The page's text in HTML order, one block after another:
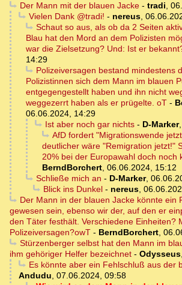
Der Mann mit der blauen Jacke- tradi,
Vielen Dank @tradi! - nereus,
Schaut so aus, als ob da 2 Seiten
Blau hat den Mord an dem Polizisten
war die Zielsetzung? Und: Ist er
14:29
Polizeiversagen bestand mindestens
Polizistinnen sich dem Mann im blauen
entgegengestellt haben und ihn nicht
weggezerrt haben als er prügelte. oT -
06.06.2024, 14:29
Ist aber noch gar nichts- D-Marker,
AfD fordert "Migrationswende
deutlicher wäre "Remigration jetzt!"
20% bei der Europawahl doch noch
BerndBorchert, 06.06.2024, 15:12
Schließe mich an - D-Marker,
Blick ins Dunkel- nereus,
Der Mann in der blauen Jacke könnte ein
gewesen sein, ebenso wir der, auf den er
den Täter festhält. Verschiedene Einheiten?
Polizeiversagen?owT - BerndBorchert,
Stürzenberger selbst hat den Mann im
ihm gehöriger Helfer bezeichnet - Odysseus,
Es könnte aber ein Fehlschluß aus der
Andudu, 07.06.2024, 09:58